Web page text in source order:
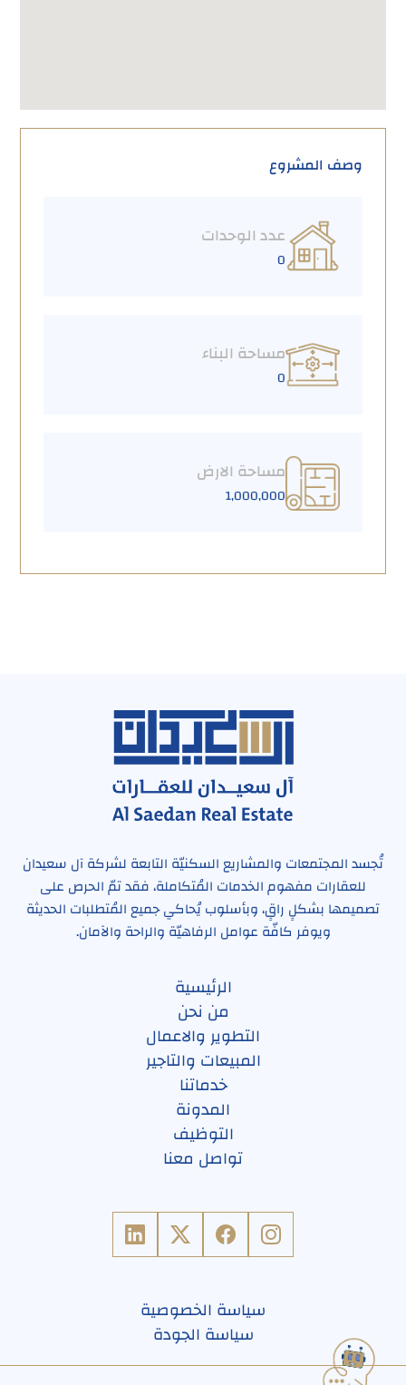
وصف المشروع
عدد الوحدات
0
مساحة البناء
0
مساحة الارض
1,000,000
تُجسد المجتمعات والمشاريع السكنيّة التابعة لشركة آل سعيدان
للعقارات مفهوم الخدمات المُتكاملة، فقد تمّ الحرص على
تصميمها بشكلٍ راقٍ، وبأسلوب يُحاكي جميع المُتطلبات الحديثة
ويوفر كافّة عوامل الرفاهيّة والراحة والآمان.
الرئيسية
من نحن
التطوير والاعمال
المبيعات والتاجير
خدماتنا
المدونة
التوظيف
تواصل معنا
سياسة الخصوصية
سياسة الجودة